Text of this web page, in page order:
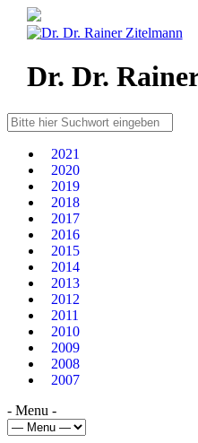
Dr. Dr.
2021
2020
2019
2018
2017
2016
2015
2014
2013
2012
2011
2010
2009
2008
2007
- Menu -